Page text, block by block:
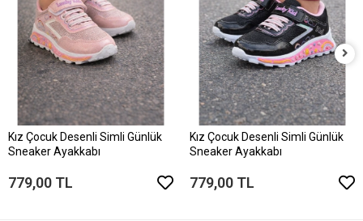
Kız Çocuk Desenli Simli Günlük
Sneaker Ayakkabı
779,00 TL
Kız Çocuk Desenli Simli Günlük
Sneaker Ayakkabı
779,00 TL